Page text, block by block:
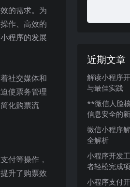
的需求。为
作、高效的
程序的发展
社交媒体和
使票务管理
化购票流
付等操作，
升了购票效
近期文章
解读小程序
与最佳实践
**微信人脸
信息安全的
微信小程序
全解析
小程序开发
者轻松完成
小程序支付